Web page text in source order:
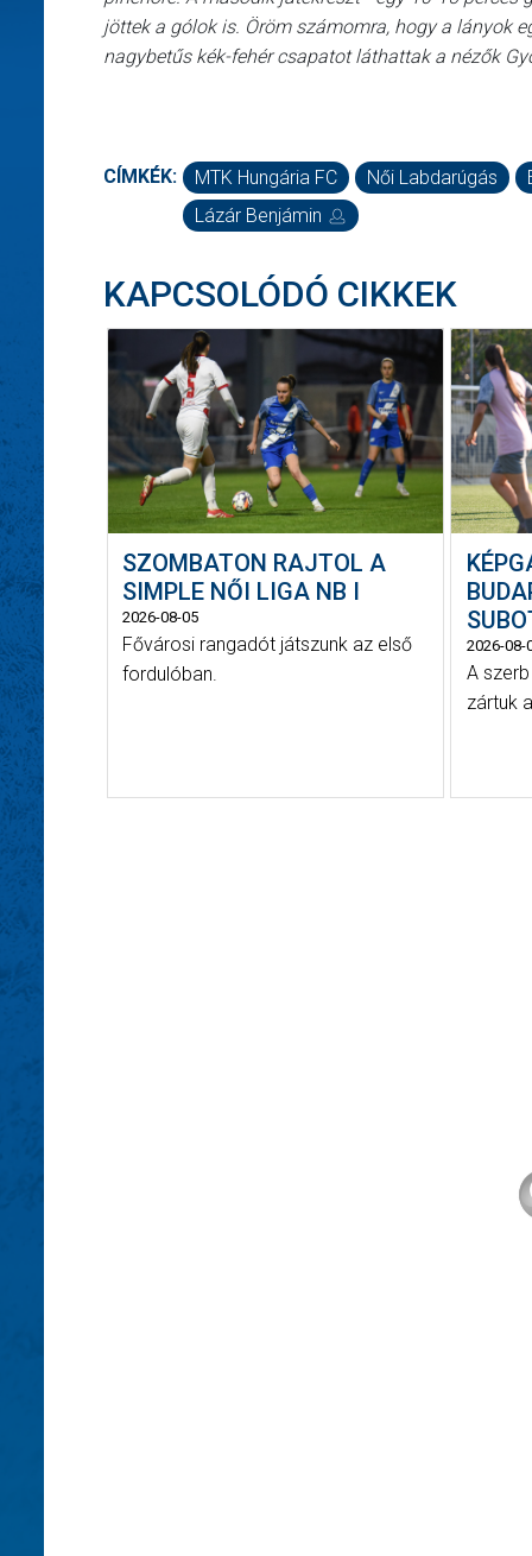
jöttek a gólok is. Öröm számomra, hogy a lányok
nagybetűs kék-fehér csapatot láthattak a nézők
CÍMKÉK: MTK Hungária FC Női Labdarúgás
Lázár Benjámin
KAPCSOLÓDÓ CIKKEK
SZOMBATON RAJTOL A
SIMPLE NŐI LIGA NB I
2026-08-05
Fővárosi rangadót játszunk az első
fordulóban.
2026-08-
A
zártuk